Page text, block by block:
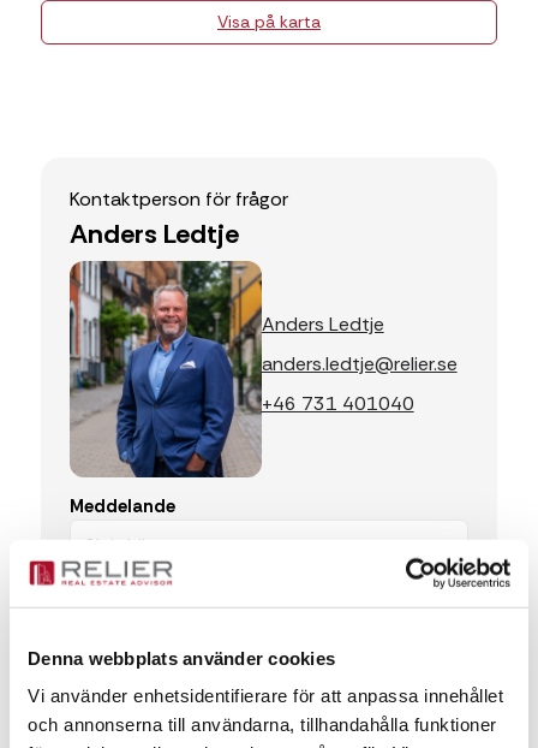
Denna webbplats använder cookies
Vi använder enhetsidentifierare för att anpassa innehållet
och annonserna till användarna, tillhandahålla funktioner
Visa på karta
Kontaktperson för frågor
Anders Ledtje
Anders Ledtje
anders.ledtje@relier.se
+46 731 401040
Meddelande